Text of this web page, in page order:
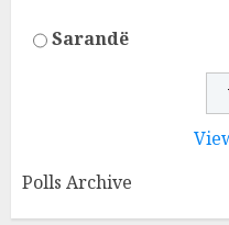
Sarandë
Polls Archive